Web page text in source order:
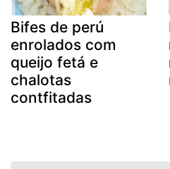
Bifes de perú
enrolados com
queijo fetá e
chalotas
contfitadas